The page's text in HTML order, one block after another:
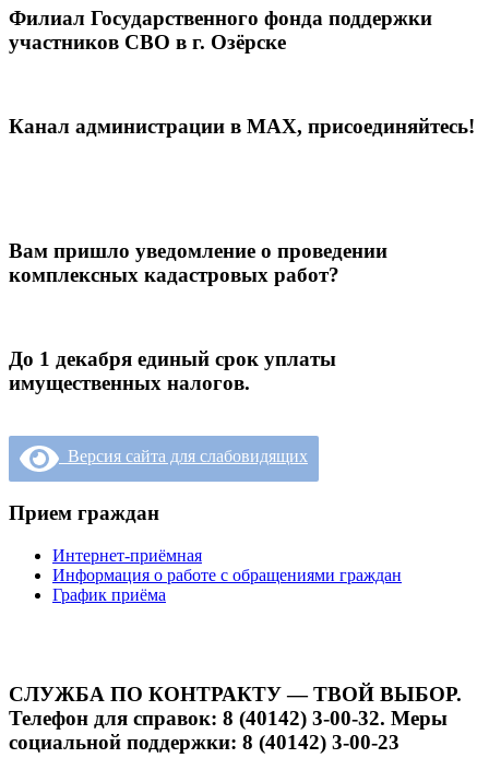
Филиал Государственного фонда поддержки
участников СВО в г. Озёрске
Канал администрации в МАХ, присоединяйтесь!
Вам пришло уведомление о проведении
комплексных кадастровых работ?
До 1 декабря единый срок уплаты
имущественных налогов.
Версия сайта для слабовидящих
Прием граждан
Интернет-приёмная
Информация о работе с обращениями граждан
График приёма
СЛУЖБА ПО КОНТРАКТУ — ТВОЙ ВЫБОР.
Телефон для справок: 8 (40142) 3-00-32. Меры
социальной поддержки: 8 (40142) 3-00-23